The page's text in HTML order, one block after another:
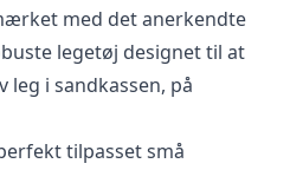
med det anerkendte
legetøj designet til at
leg i sandkassen, på
tilpasset små